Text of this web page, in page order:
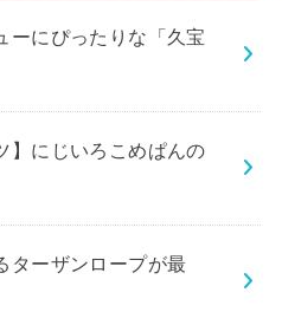
にぴったりな「久宝
】にじいろこめぱんの
ターザンロープが最